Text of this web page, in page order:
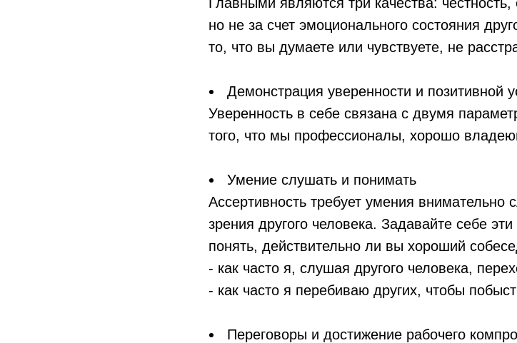
но не за счет эмоционального состояния
то, что вы думаете или чувствуете, не
Демонстрация уверенности и позитивной
Уверенность в себе связана с двумя
того, что мы профессионалы, хорошо
Умение слушать и понимать
Ассертивность требует умения внимательно
зрения другого человека. Задавайте себе
понять, действительно ли вы хороший
- как часто я, слушая другого человека,
- как часто я перебиваю других, чтобы
Переговоры и достижение рабочего